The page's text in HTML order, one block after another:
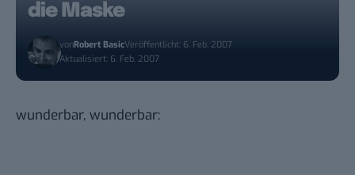
die Maske
vonRobert BasicVeröffentlicht: 6. Feb. 2007
Aktualisiert: 6. Feb. 2007
wunderbar, wunderbar: